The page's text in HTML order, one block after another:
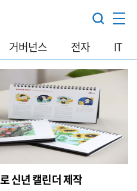
거버넌스 전자 IT
신년 캘린더 제작